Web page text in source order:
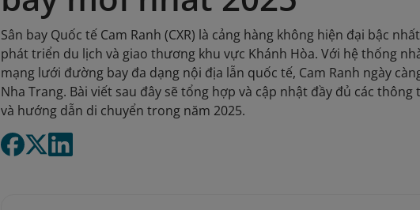
Sân bay Quốc tế Cam Ranh (CXR) là cảng hàng không hiện đại bậc
phát triển du lịch và giao thương khu vực Khánh Hòa. Với hệ thống
mạng lưới đường bay đa dạng nội địa lẫn quốc tế, Cam Ranh ngày
Nha Trang. Bài viết sau đây sẽ tổng hợp và cập nhật đầy đủ các
và hướng dẫn di chuyển trong năm 2025.